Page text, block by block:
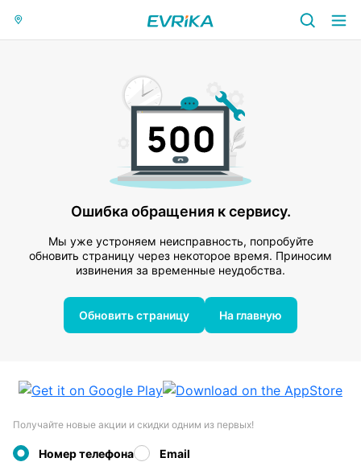
Ошибка обращения к сервису.
Мы уже устроняем неисправность, попробуйте
обновить страницу через некоторое время. Приносим
извинения за временные неудобства.
Обновить страницу На главную
Получайте новые акции и скидки одним из первых!
Номер телефона Email